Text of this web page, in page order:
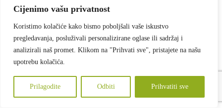
Cijenimo vašu privatnost
Koristimo kolačiće kako bismo poboljšali vaše iskustvo
pregledavanja, posluživali personalizirane oglase ili sadržaj i
analizirali naš promet. Klikom na "Prihvati sve", pristajete na našu
upotrebu kolačića.
Prilagodite Odbiti Prihvatiti sve
Cijena: od1,70 €Raspon cijena: od 1,70 € do 1,89 €